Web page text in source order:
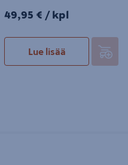
49,95€/kpl
49,95 € / kpl
Lue lisää